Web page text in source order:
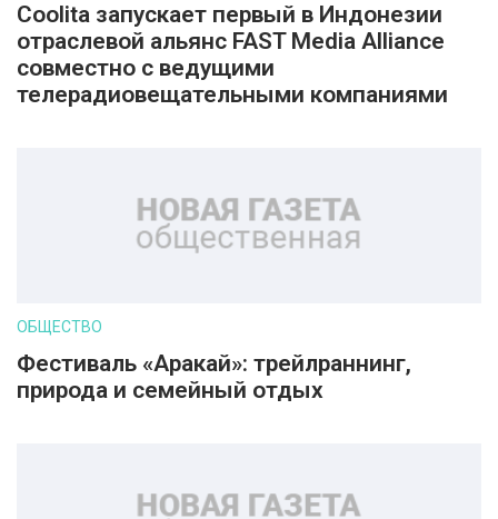
Coolita запускает первый в Индонезии
отраслевой альянс FAST Media Alliance
совместно с ведущими
телерадиовещательными компаниями
ОБЩЕСТВО
Фестиваль «Аракай»: трейлраннинг,
природа и семейный отдых